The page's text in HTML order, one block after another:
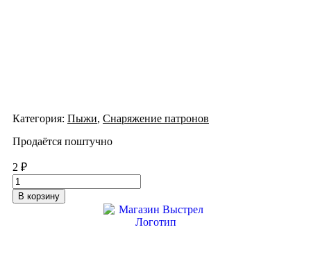
Категория: Пыжи, Снаряжение патронов
Продаётся поштучно
2 ₽
Количество
товара
Пыж
В корзину